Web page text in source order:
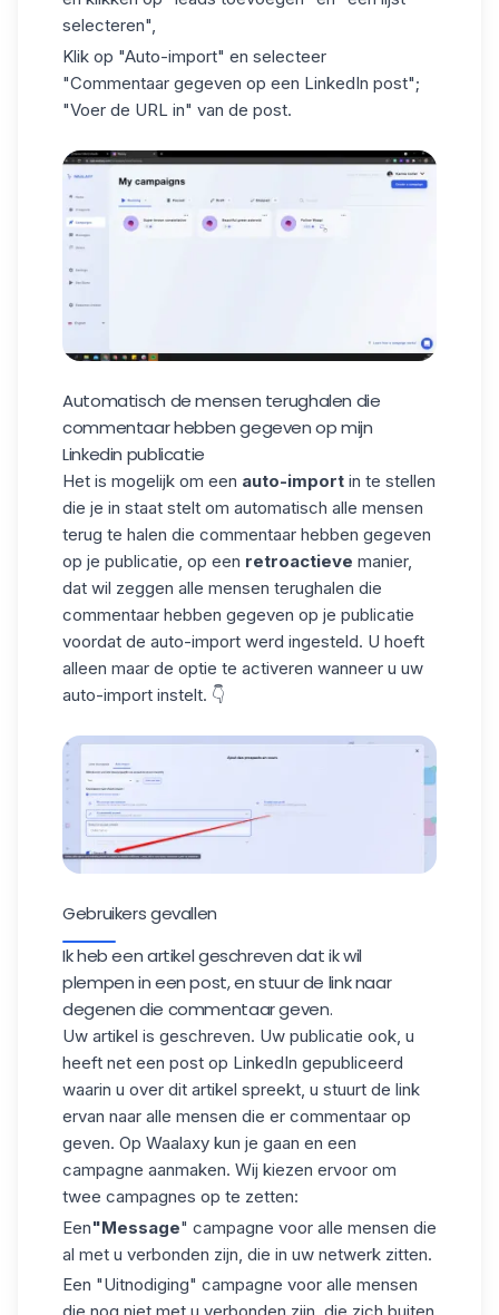
selecteren",
Klik op "Auto-import" en selecteer
"Commentaar gegeven op een LinkedIn post";
"Voer de URL in" van de post.
Automatisch de mensen terughalen die
commentaar hebben gegeven op mijn
Linkedin publicatie
Het is mogelijk om een auto-import in te stellen
die je in staat stelt om automatisch alle mensen
terug te halen die commentaar hebben gegeven
op je publicatie , op een retroactieve manier,
dat wil zeggen alle mensen terughalen die
commentaar hebben gegeven op je publicatie
voordat de auto-import werd ingesteld. U hoeft
alleen maar de optie te activeren wanneer u uw
auto-import instelt. 👇
Gebruikers gevallen
Ik heb een artikel geschreven dat ik wil
plempen in een post, en stuur de link naar
degenen die commentaar geven.
Uw artikel is geschreven. Uw publicatie ook, u
heeft net een post op LinkedIn gepubliceerd
waarin u over dit artikel spreekt, u stuurt de link
ervan naar alle mensen die er commentaar op
geven. Op Waalaxy kun je gaan en een
campagne aanmaken. Wij kiezen ervoor om
twee campagnes op te zetten:
Een"Message" campagne voor alle mensen die
al met u verbonden zijn, die in uw netwerk zitten.
Een "Uitnodiging" campagne voor alle mensen